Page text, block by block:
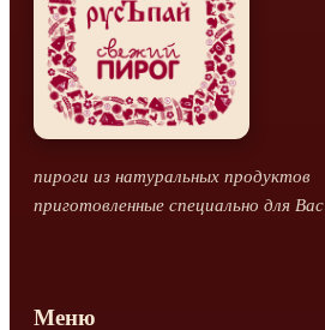
пироги из натуральных продуктов
приготовленные специально для Вас
Меню